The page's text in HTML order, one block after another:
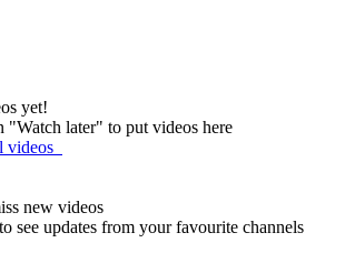
yet!
"Watch later" to put videos here
videos
new videos
see updates from your favourite channels